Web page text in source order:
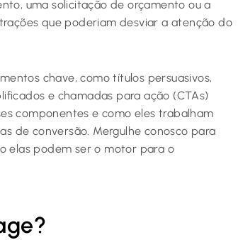
uma solicitação de orçamento ou a
que poderiam desviar a atenção do
chave, como títulos persuasivos,
e chamadas para ação (CTAs)
componentes e como eles trabalham
de conversão. Mergulhe conosco para
elas podem ser o motor para o